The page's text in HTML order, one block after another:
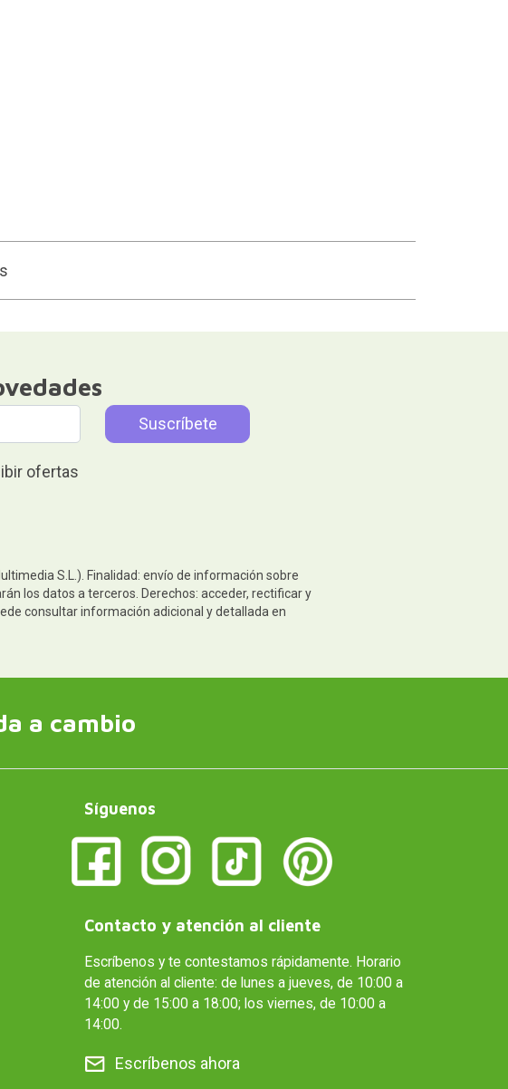
ofertas
S.L.). Finalidad: envío de información sobre
los datos a terceros. Derechos: acceder, rectificar y
consultar información adicional y detallada en
a cambio
Síguenos
Contacto y atención al cliente
Escríbenos y te contestamos rápidamente. Horario
de atención al cliente: de lunes a jueves, de 10:00 a
14:00 y de 15:00 a 18:00; los viernes, de 10:00 a
14:00.
Escríbenos ahora